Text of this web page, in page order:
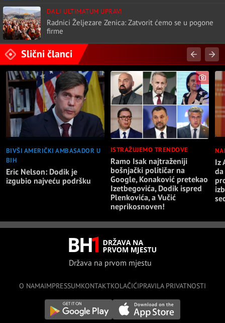
DALI ULTIMATUM UPRAVI
Radnici Željezare Zenica: Zatvorit ćemo se u pogone
firme
Slični članci
BIVŠI AMERIČKI AMBASADOR U
BIH
Eric Nelson: Dodik je
izgubio najveću podršku
ISTRAŽUJEMO TRENDOVE
Ramo Isak najtraženiji
bošnjački političar na
Google, Konaković pretekao
Izetbegovića, Dodik ispred
Plenkovića, a Vučić
neprikosnoven!
Iz
Država na prvom mjestu
O NAMAIMPRESSUMKONTAKTKOLAČIĆIPRAVILA PRIVATNOSTI